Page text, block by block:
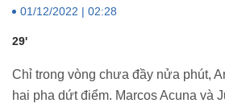
01/12/2022 | 02:28
29'
Chỉ trong vòng chưa đầy nửa phút,
hai pha dứt điểm. Marcos Acuna và